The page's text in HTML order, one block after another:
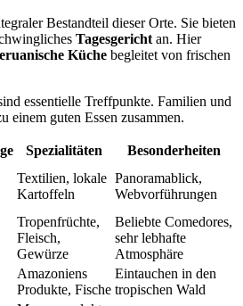
Bestandteil dieser Orte. Sie bieten
Tagesgericht an. Hier
Küche begleitet von frischen
essentielle Treffpunkte. Familien und
einem guten Essen zusammen.
Spezialitäten Besonderheiten
Textilien, lokale
Kartoffeln
Panoramablick,
Webvorführungen
Tropenfrüchte,
Fleisch,
Gewürze
Beliebte Comedores,
sehr lebhafte
Atmosphäre
Amazoniens
Produkte, Fische
Eintauchen in den
tropischen Wald